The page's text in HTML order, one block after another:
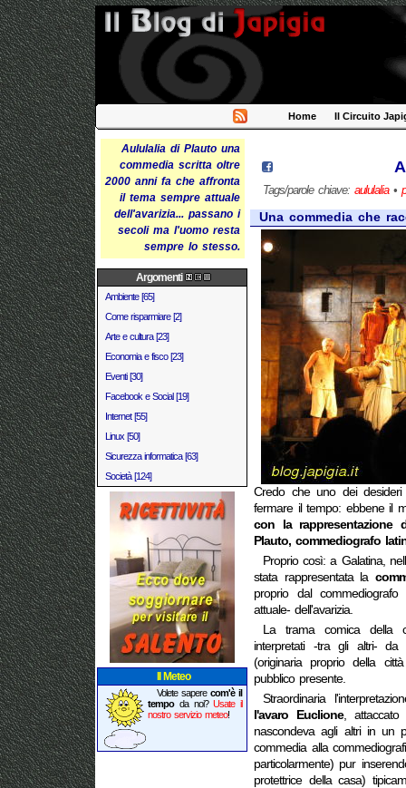
Home Il Circuito
Aululalia di Plauto una
commedia scritta oltre
2000 anni fa che affronta
il tema sempre attuale
dell'avarizia... passano i
secoli ma l'uomo resta
sempre lo stesso.
Argomenti
Ambiente [65]
Come risparmiare [2]
Arte e cultura [23]
Economia e fisco [23]
Eventi [30]
Facebook e Social [19]
Internet [55]
Linux [50]
Sicurezza informatica [63]
Società [124]
Il Meteo
Volete sapere com'è il
tempoda noi?Usate il
nostro servizio meteo!
Tags/parole chiave: aululalia•
Una commedia che
Credo che uno dei
fermare il tempo: ebbene il
con la rappresentazione
Plauto, commediografo
Proprio così: a Galatina,
stata rappresentata la
proprio dal
attuale- dell'avarizia.
La trama comica della
interpretati -tra gli altri- da
(originaria proprio della
pubblico presente.
Straordinaria
l'avaro Euclione,
nascondeva agli altri in un
commedia alla
particolarmente) pur
protettrice della casa)